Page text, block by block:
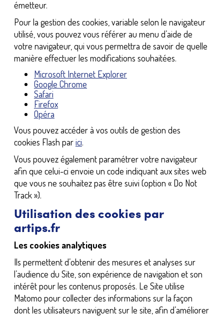
émetteur.
Pour la gestion des cookies, variable selon le navigateur
utilisé, vous pouvez vous référer au menu d’aide de
votre navigateur, qui vous permettra de savoir de quelle
manière effectuer les modifications souhaitées.
Microsoft Internet Explorer
Google Chrome
Safari
Firefox
Opéra
Vous pouvez accéder à vos outils de gestion des
cookies Flash parici.
Vous pouvez également paramétrer votre navigateur
afin que celui-ci envoie un code indiquant aux sites web
que vous ne souhaitez pas être suivi (option « Do Not
Track »).
Utilisation des cookies par
artips.fr
Les cookies analytiques
Ils permettent d’obtenir des mesures et analyses sur
l’audience du Site, son expérience de navigation et son
intérêt pour les contenus proposés. Le Site utilise
Matomo pour collecter des informations sur la façon
dont les utilisateurs naviguent sur le site, afin d’améliorer